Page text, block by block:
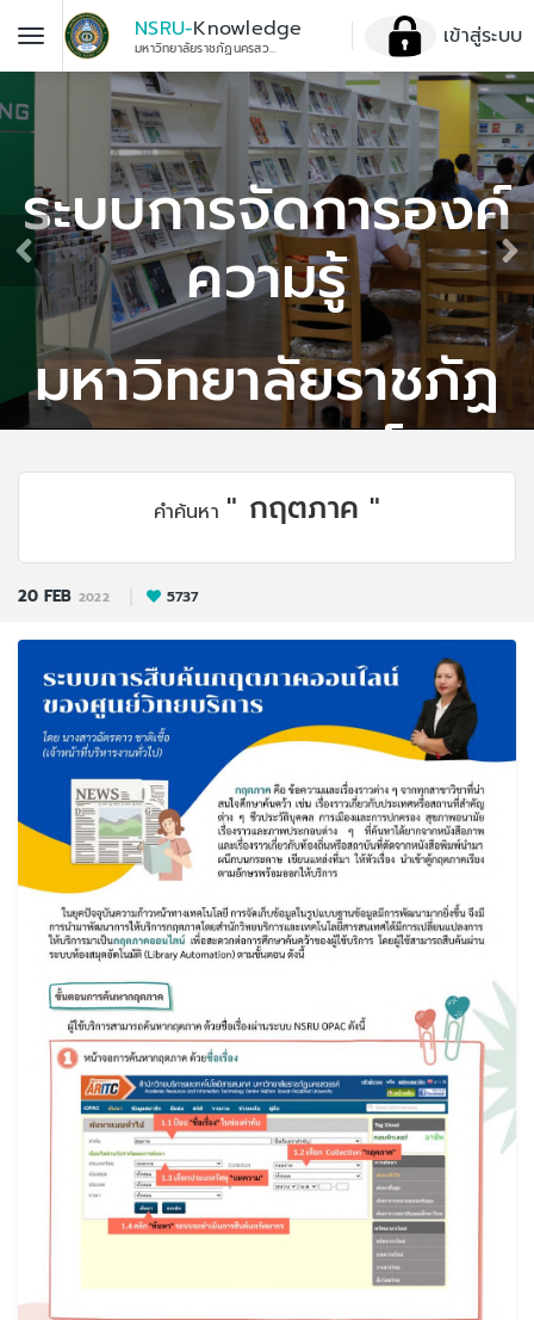
NSRU-Knowledge
มหาวิทยาลัยราชภัฏนครสวรรค์ เข้าสู่ระบบ
ระบบการจัดการองค์
ความรู้
มหาวิทยาลัยราชภัฏ
นครสวรรค์
คำค้นหา " กฤตภาค "
20 FEB 2022 5737